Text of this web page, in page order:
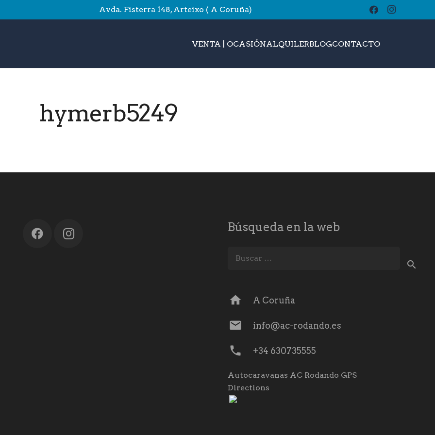
Avda. Fisterra 148, Arteixo ( A Coruña)
VENTA | OCASIÓNALQUILERBLOGCONTACTObuscar
hymerb5249
Búsqueda en la web
home A Coruña
mail info@ac-rodando.es
phone +34 630735555
Autocaravanas AC Rodando GPS
Directions